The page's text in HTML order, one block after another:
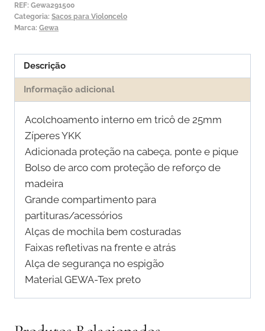
REF: Gewa291500
Categoria: Sacos para Violoncelo
Marca: Gewa
Descrição
Informação adicional
Acolchoamento interno em tricô de 25mm
Zíperes YKK
Adicionada proteção na cabeça, ponte e pique
Bolso de arco com proteção de reforço de
madeira
Grande compartimento para
partituras/acessórios
Alças de mochila bem costuradas
Faixas refletivas na frente e atrás
Alça de segurança no espigão
Material GEWA-Tex preto